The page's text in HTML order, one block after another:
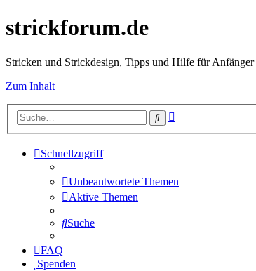
strickforum.de
Stricken und Strickdesign, Tipps und Hilfe für
Zum Inhalt
Suche
Schnellzugriff
Unbeantwortete Themen
Aktive Themen
Suche
FAQ
Spenden